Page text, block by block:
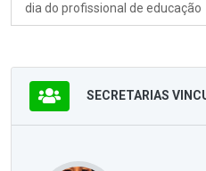
dia do profissional de educação
SECRETARIAS